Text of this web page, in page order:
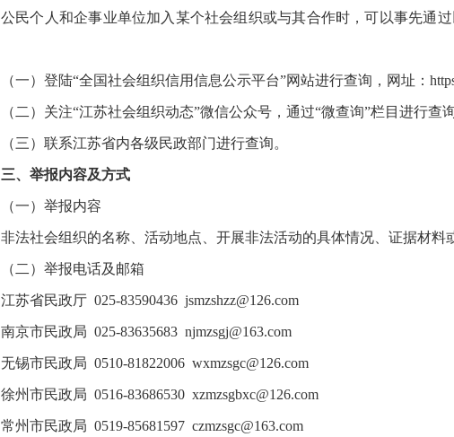
公民个人和企事业单位加入某个社会组织或与其合作时，可以事先通
（一）登陆“全国社会组织信用信息公示平台”网站进行查询，网址：
（二）关注“江苏社会组织动态”微信公众号，通过“微查询”栏目进行查询
（三）联系江苏省内各级民政部门进行查询。
三、举报内容及方式
（一）举报内容
非法社会组织的名称、活动地点、开展非法活动的具体情况、证据材料
（二）举报电话及邮箱
江苏省民政厅 025-83590436 jsmzshzz@126.com
南京市民政局 025-83635683 njmzsgj@163.com
无锡市民政局 0510-81822006 wxmzsgc@126.com
徐州市民政局 0516-83686530 xzmzsgbxc@126.com
常州市民政局 0519-85681597 czmzsgc@163.com